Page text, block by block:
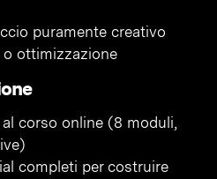
puramente creativo
o ottimizzazione
corso online (8 moduli,
completi per costruire